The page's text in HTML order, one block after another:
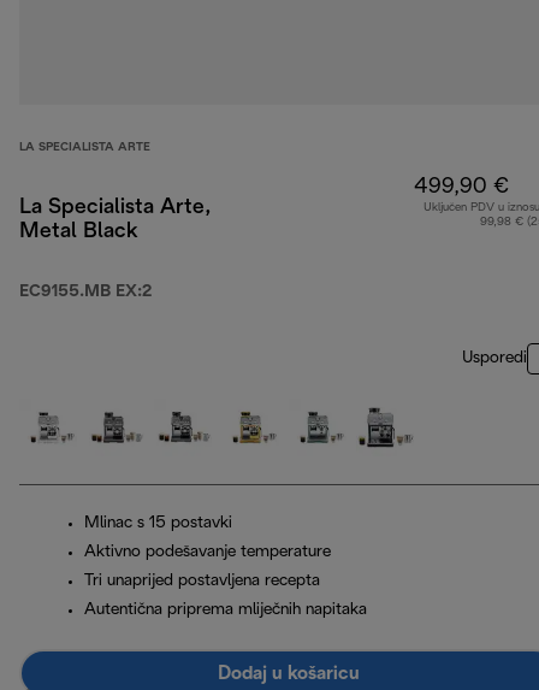
LA SPECIALISTA ARTE
La Specialista Arte,
Metal Black
EC9155.MB EX:2
499,90 €
Uključen PDV u
99,98 €
Usporedi
Mlinac s 15 postavki
Aktivno podešavanje temperature
Tri unaprijed postavljena recepta
Autentična priprema mliječnih napitaka
Dodaj u košaricu